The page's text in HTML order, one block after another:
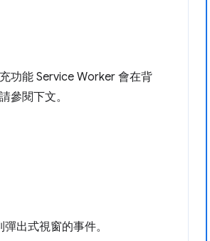
功能 Service Worker 會在背
參閱下文。
出式視窗的事件。